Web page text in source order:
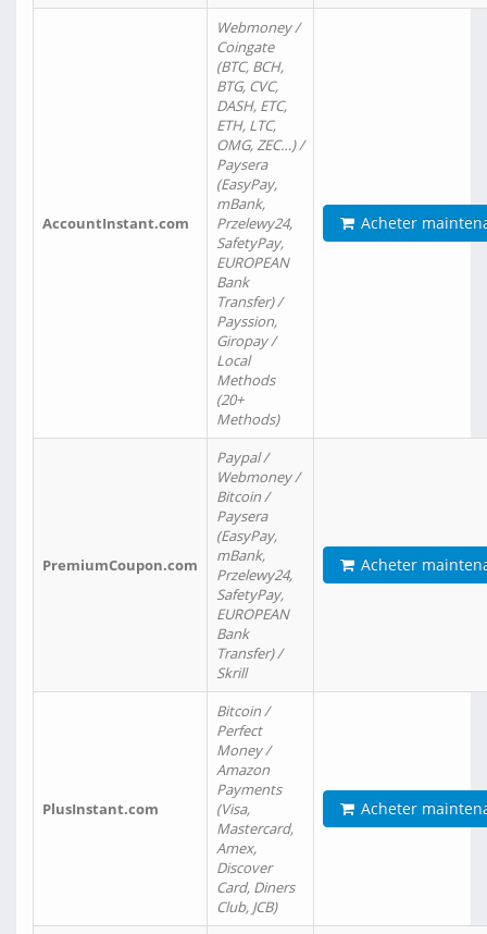
AccountInstant.com
Webmoney /
Coingate
(BTC, BCH,
BTG, CVC,
DASH, ETC,
ETH, LTC,
OMG, ZEC…) /
Paysera
(EasyPay,
mBank,
Przelewy24,
SafetyPay,
EUROPEAN
Bank
Transfer) /
Payssion,
Giropay /
Local
Methods
(20+
Methods)
Acheter
PremiumCoupon.com
Paypal /
Webmoney /
Bitcoin /
Paysera
(EasyPay,
mBank,
Przelewy24,
SafetyPay,
EUROPEAN
Bank
Transfer) /
Skrill
Acheter
PlusInstant.com
Bitcoin /
Perfect
Money /
Amazon
Payments
(Visa,
Mastercard,
Amex,
Discover
Card, Diners
Club, JCB)
Acheter